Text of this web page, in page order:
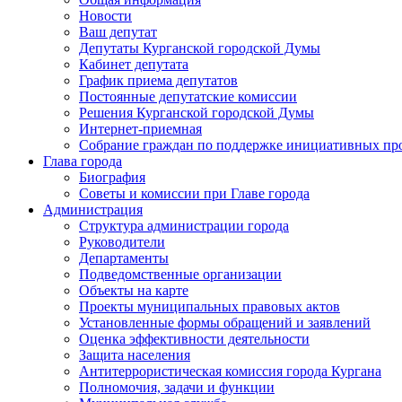
Новости
Ваш депутат
Депутаты Курганской городской Думы
Кабинет депутата
График приема депутатов
Постоянные депутатские комиссии
Решения Курганской городской Думы
Интернет-приемная
Собрание граждан по поддержке инициативных
Глава города
Биография
Советы и комиссии при Главе города
Администрация
Структура администрации города
Руководители
Департаменты
Подведомственные организации
Объекты на карте
Проекты муниципальных правовых актов
Установленные формы обращений и заявлений
Оценка эффективности деятельности
Защита населения
Антитеррористическая комиссия города Кургана
Полномочия, задачи и функции